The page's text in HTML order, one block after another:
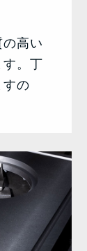
高い
す。丁
すの